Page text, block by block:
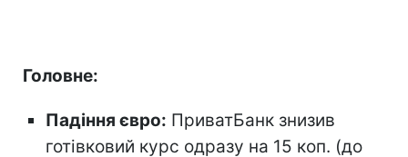
Головне:
Падіння євро: ПриватБанк знизив
готівковий курс одразу на 15 коп. (до